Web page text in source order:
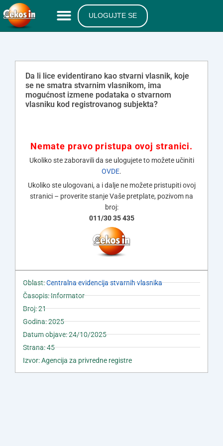
ULOGUJTE SE
Da li lice evidentirano kao stvarni vlasnik, koje
se ne smatra stvarnim vlasnikom, ima
mogućnost izmene podataka o stvarnom
vlasniku kod registrovanog subjekta?
Nemate pravo pristupa ovoj stranici.
Ukoliko ste zaboravili da se ulogujete to možete učiniti
OVDE.
Ukoliko ste ulogovani, a i dalje ne možete pristupiti ovoj
stranici – proverite stanje Vaše pretplate, pozivom na
broj:
011/30 35 435
Oblast:Centralna evidencija stvarnih vlasnika
Časopis: Informator
Broj: 21
Godina: 2025
Datum objave: 24/10/2025
Strana: 45
Izvor: Agencija za privredne registre